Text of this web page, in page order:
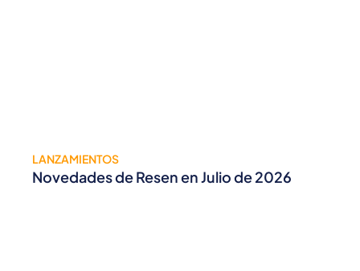
LANZAMIENTOS
Novedades de Resen en Julio de 2026